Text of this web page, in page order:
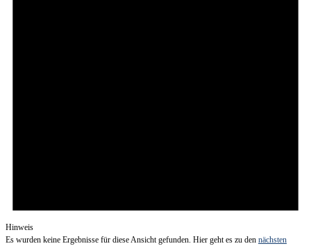
Hinweis
Es wurden keine Ergebnisse für diese Ansicht gefunden. Hier geht es zu den nächsten